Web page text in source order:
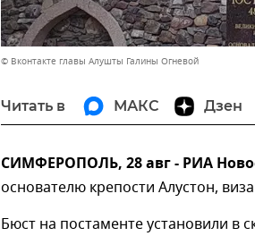
© Вконтакте главы Алушты Галины Огневой
Читать в МАКС Дзен
СИМФЕРОПОЛЬ, 28 авг - РИА
основателю крепости Алустон,
Бюст на постаменте установили в